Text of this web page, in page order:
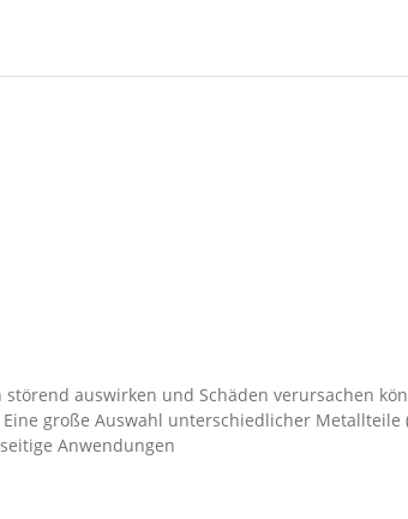
auswirken und Schäden verursachen
große Auswahl unterschiedlicher
Anwendungen